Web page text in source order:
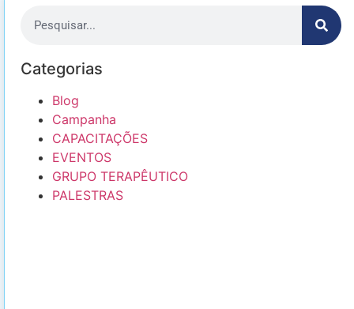
Categorias
Blog
Campanha
CAPACITAÇÕES
EVENTOS
GRUPO TERAPÊUTICO
PALESTRAS